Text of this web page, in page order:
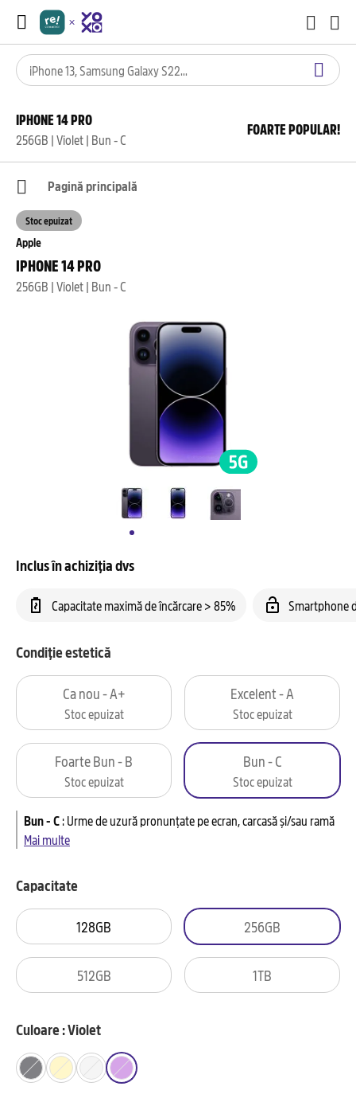
IPHONE 14 PRO
256GB | Violet | Bun - C
FOARTE POPULAR!
Pagină principală
Apple
IPHONE 14 PRO
256GB | Violet | Bun - C
Stoc epuizat
Inclus în achiziția dvs
Capacitate maximă de încărcare > 85% Smartphone
Condiție estetică
Ca nou - A+
Stoc epuizat
Excelent - A
Stoc epuizat
Foarte Bun - B
Stoc epuizat
Bun - C
Stoc epuizat
Bun - C:Urme de uzură pronunțate pe ecran, carcasă și/sau ramă
Mai multe
Capacitate
128GB 256GB
512GB 1TB
Culoare : Violet